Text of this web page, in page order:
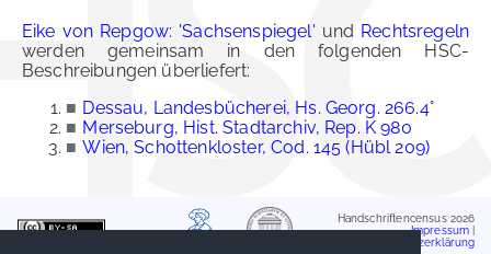
Eike von Repgow: 'Sachsenspiegel' und Rechtsregeln
werden gemeinsam in den folgenden HSC-
Beschreibungen überliefert:
■ Dessau, Landesbücherei, Hs. Georg. 266.4°
■ Merseburg, Hist. Stadtarchiv, Rep. K 980
■ Wien, Schottenkloster, Cod. 145 (Hübl 209)
Handschriftencensus 2026
Impressum
Datenschutzerklärung